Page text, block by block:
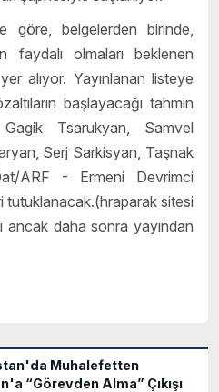
göre, belgelerden birinde,
faydalı olmaları beklenen
alıyor. Yayınlanan listeye
başlayacağı tahmin
Tsarukyan, Samvel
Serj Sarkisyan, Taşnak
ARF - Ermeni Devrimci
tutuklanacak.(hraparak sitesi
ancak daha sonra yayından
Muhalefetten
“Görevden Alma” Çıkışı